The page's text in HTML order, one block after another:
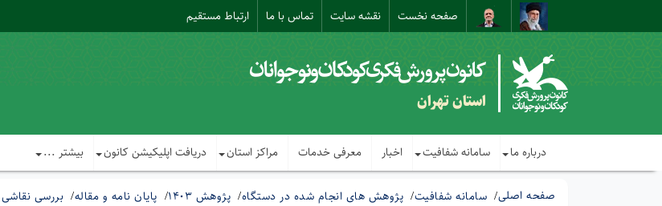
صفحه نخست نقشه سایت تماس با ما ارتباط مستقیم
استان تهران
درباره ما سامانه شفافیت اخبار معرفی خدمات مراکز استان دریافت اپلیکیشن کانون بیشتر ...
صفحه اصلی سامانه شفافیت پژوهش های انجام شده در دستگاه پژوهش 1403 پایان نامه و مقاله بررسی نقاشی